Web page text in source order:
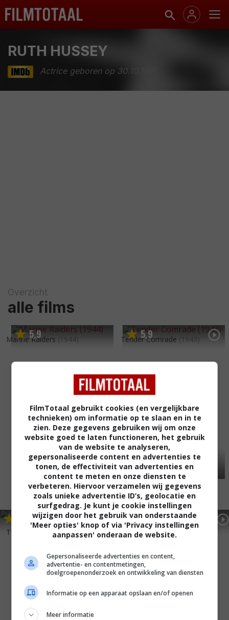
RUTH HUSSEY
Actrice geboren op 30.10.1911
Overzicht
alle films
5,9
Marine Raiders (1944) 5,9
Tender Comrade (1943)
The Philadelphia Story (1940)
7,6
The Women (1939)
FilmTotaal gebruikt cookies (en vergelijkbare
technieken) om informatie op te slaan en in te
zien. Deze gegevens gebruiken wij om onze
website goed te laten functioneren, het gebruik
van de website te analyseren,
gepersonaliseerde content en advertenties te
tonen, de effectiviteit van advertenties en
content te meten en onze diensten te
verbeteren. Hiervoor verzamelen wij gegevens
zoals unieke advertentie ID’s, geolocatie en
surfgedrag. Je kunt je cookie instellingen
wijzigen door het gebruik van onderstaande
'Meer opties' knop of via 'Privacy instellingen
aanpassen' onderaan de website.
Gepersonaliseerde advertenties en content,
advertentie- en contentmetingen,
doelgroepenonderzoek en ontwikkeling van diensten
Informatie op een apparaat opslaan en/of openen
Meer informatie